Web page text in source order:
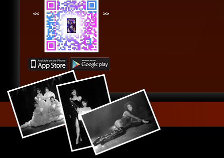
<< 2025 >>